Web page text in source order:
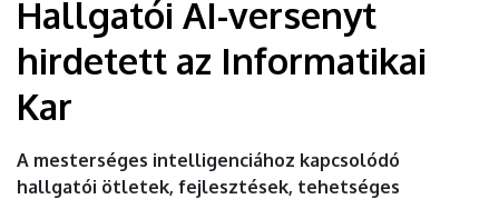
DEBRECENI
EGYETEM
Hallgatói AI-versenyt
hirdetett az Informatikai
Kar
A mesterséges intelligenciához kapcsolódó
hallgatói ötletek, fejlesztések, tehetséges